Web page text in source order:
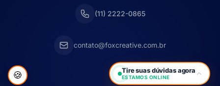
(11) 2222-0865
contato@foxcreative.com.br
Tire suas dúvidas agora
ESTAMOS ONLINE
🍪